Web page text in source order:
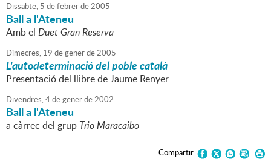
Dissabte, 5 defebrerde2005
Ball a l'Ateneu
Amb el Duet Gran Reserva
Dimecres, 19 degenerde2005
L'autodeterminació del poble català
Presentació del llibre de Jaume Renyer
Divendres,4degenerde2002
Ball a l'Ateneu
a càrrec del grup Trio Maracaibo
Compartir